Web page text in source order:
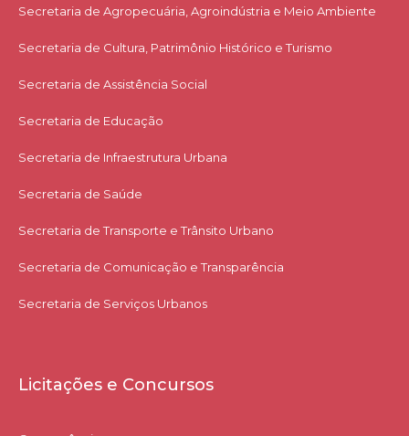
Secretaria de Agropecuária, Agroindústria e Meio Ambiente
Secretaria de Cultura, Patrimônio Histórico e Turismo
Secretaria de Assistência Social
Secretaria de Educação
Secretaria de Infraestrutura Urbana
Secretaria de Saúde
Secretaria de Transporte e Trânsito Urbano
Secretaria de Comunicação e Transparência
Secretaria de Serviços Urbanos
Licitações e Concursos